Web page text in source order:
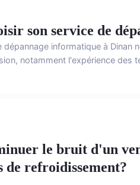
son service de
dépannage informatique à
notamment l'expérience des
le bruit d'un
de refroidissement?